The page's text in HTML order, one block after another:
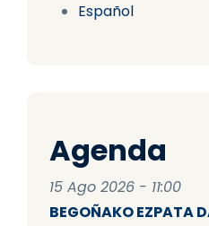
Español
Agenda
15 Ago 2026 - 11:00
BEGOÑAKO EZPATA